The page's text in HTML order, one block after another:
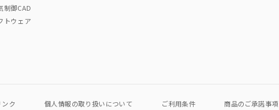
制御CAD
トウェア
ンク 個人情報の取り扱いについて ご利用条件 商品のご承諾事項